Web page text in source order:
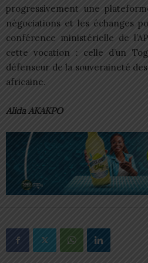
progressivement une
négociations et les échanges
conférence ministérielle de
cette vocation : celle d’un
défenseur de la souveraineté
africaine.
Alida AKAKPO